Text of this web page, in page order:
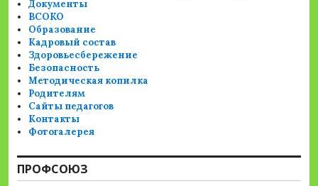
Документы
ВСОКО
Образование
Кадровый состав
Здоровьесбережение
Безопасность
Методическая копилка
Родителям
Сайты педагогов
Контакты
Фотогалерея
ПРОФСОЮЗ